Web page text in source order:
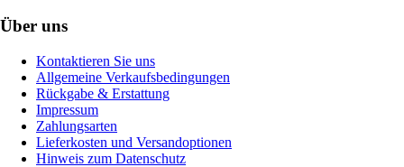
Über uns
Kontaktieren Sie uns
Allgemeine Verkaufsbedingungen
Rückgabe & Erstattung
Impressum
Zahlungsarten
Lieferkosten und Versandoptionen
Hinweis zum Datenschutz